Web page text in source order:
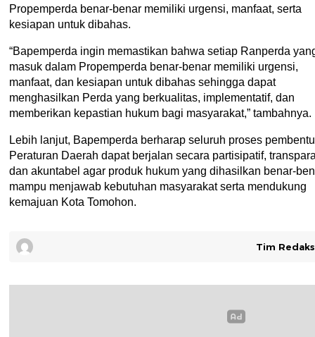
Propemperda benar-benar memiliki urgensi, manfaat, serta
kesiapan untuk dibahas.
“Bapemperda ingin memastikan bahwa setiap Ranperda
masuk dalam Propemperda benar-benar memiliki urgensi,
manfaat, dan kesiapan untuk dibahas sehingga dapat
menghasilkan Perda yang berkualitas, implementatif, dan
memberikan kepastian hukum bagi masyarakat,” tambahnya.
Lebih lanjut, Bapemperda berharap seluruh proses
Peraturan Daerah dapat berjalan secara partisipatif,
dan akuntabel agar produk hukum yang dihasilkan benar-
mampu menjawab kebutuhan masyarakat serta mendukung
kemajuan Kota Tomohon.
Tim